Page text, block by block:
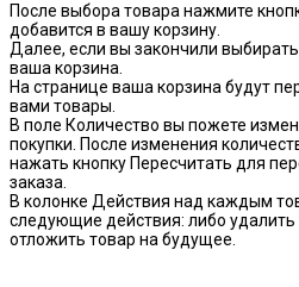
После выбора товара нажмите
добавится в вашу корзину.
Далее, если вы закончили
ваша корзина.
На странице ваша корзина будут
вами товары.
В поле Количество вы пожете
покупки. После изменения
нажать кнопку Пересчитать для
заказа.
В колонке Действия над каждым
следующие действия: либо удалить
отложить товар на будущее.